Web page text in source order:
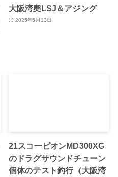
大阪湾奧LSJ＆アジング
2025年5月13日
21スコーピオンMD300XG
のドラグサウンドチューン
個体のテスト釣行（大阪湾